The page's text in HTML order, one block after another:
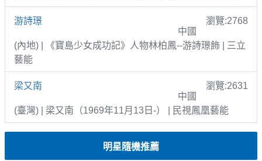
游詩璟
瀏覽:2768
中國
(內地) | 《寶島少女成功記》人物林柏鳳--游詩璟飾 | 三立
藝能
梁又南
瀏覽:2631
中國
(臺灣) | 梁又南（1969年11月13日-） | 民視鳳凰藝能
明星隨機推薦